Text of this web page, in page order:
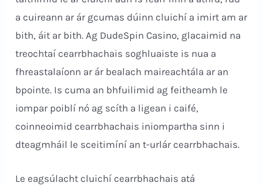
a cuireann ar ár gcumas dúinn cluichí a imirt am ar
bith, áit ar bith. Ag DudeSpin Casino, glacaimid na
treochtaí cearrbhachais soghluaiste is nua a
fhreastalaíonn ar ár bealach maireachtála ar an
bpointe. Is cuma an bhfuilimid ag feitheamh le
iompar poiblí nó ag scíth a ligean i caifé,
coinneoimid cearrbhachais iniompartha sinn i
dteagmháil le sceitimíní an t-urlár cearrbhachais.
Le eagsúlacht cluichí cearrbhachais atá